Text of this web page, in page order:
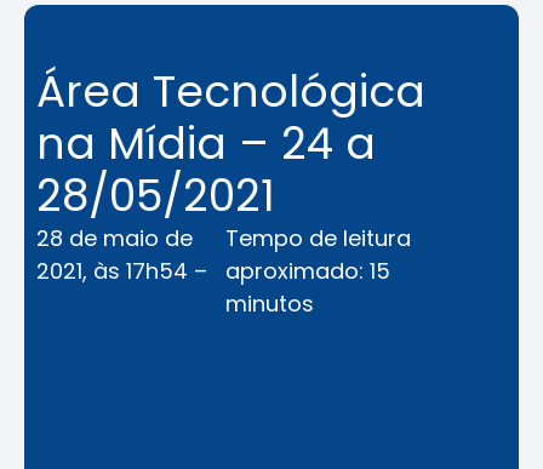
Área Tecnológica
na Mídia – 24 a
28/05/2021
28 de maio de
2021, às 17h54 –
Tempo de leitura
aproximado: 15
minutos